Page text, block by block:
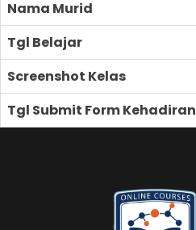
Nama Murid
Tgl Belajar
Screenshot Kelas
Tgl Submit Form Kehadiran